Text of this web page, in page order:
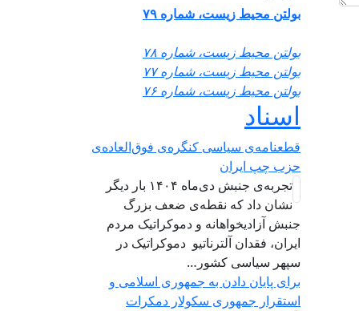
بولتن محیط زیست، شماره ۷۹
بولتن محیط زیست، شماره ۷۸
بولتن محیط زیست، شماره ۷۷
بولتن محیط زیست، شماره ۷۶
اسناد
قطعنامه‌ی سیاسی کنگره‌ی فوق‌العاده‌ی
حزب چپ ایران
تجربه‌ی جنبش دی‌ماه ۱۴۰۴ بار دیگر
نشان داد که نقطه‌ی ضعف بزرگ
جنبش آزادیخواهانه و دموکراتیک مردم
ایران، فقدان آلترناتیو دموکراتیک در
سپهر سیاسی کشور…
برای پایان دادن به جمهوری اسلامی و
استقرار جمهوری سکولار دمکرات